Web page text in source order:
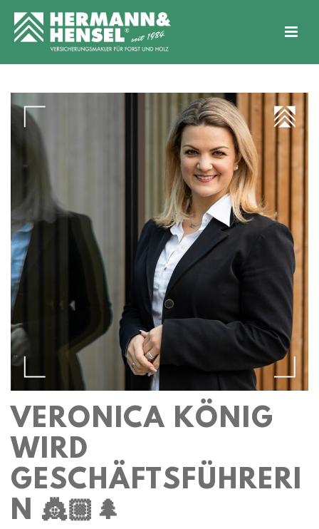
VERONICA KÖNIG
WIRD
GESCHÄFTSFÜHRERI
N 👸🏼🌲